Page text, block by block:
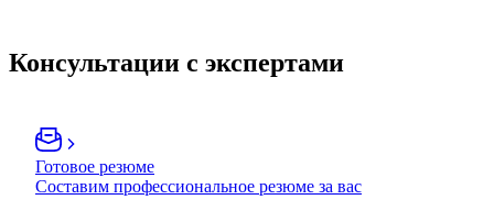
Консультации с экспертами
Готовое резюме
Составим профессиональное резюме за вас